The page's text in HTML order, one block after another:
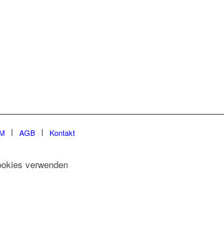
AGB Kontakt
verwenden